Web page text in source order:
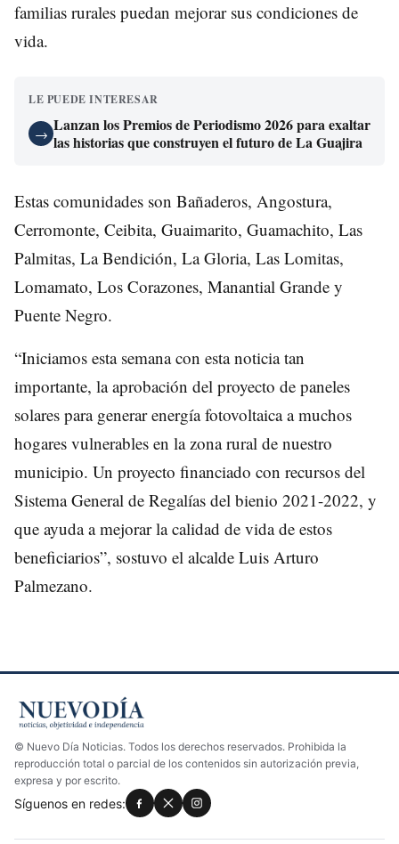
familias rurales puedan mejorar sus condiciones de
vida.
LE PUEDE INTERESAR
→ Lanzan los Premios de Periodismo 2026 para exaltar
las historias que construyen el futuro de La Guajira
Estas comunidades son Bañaderos, Angostura,
Cerromonte, Ceibita, Guaimarito, Guamachito, Las
Palmitas, La Bendición, La Gloria, Las Lomitas,
Lomamato, Los Corazones, Manantial Grande y
Puente Negro.
“Iniciamos esta semana con esta noticia tan
importante, la aprobación del proyecto de paneles
solares para generar energía fotovoltaica a muchos
hogares vulnerables en la zona rural de nuestro
municipio. Un proyecto financiado con recursos del
Sistema General de Regalías del bienio 2021-2022, y
que ayuda a mejorar la calidad de vida de estos
beneficiarios”, sostuvo el alcalde Luis Arturo
Palmezano.
© Nuevo Día Noticias. Todos los derechos reservados. Prohibida la
reproducción total o parcial de los contenidos sin autorización previa,
expresa y por escrito.
Síguenos en redes: